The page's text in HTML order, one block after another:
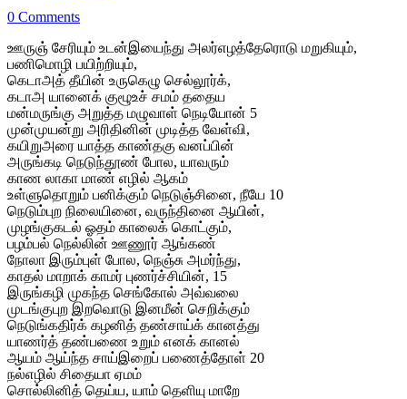
0 Comments
ஊருஞ் சேரியும் உடன்இயைந்து அலர்எழத்தேரொடு மறுகியும்,
பணிமொழி பயிற்றியும்,
கெடாஅத் தீயின் உருகெழு செல்லூர்க்,
கடாஅ யானைக் குழூஉச் சமம் ததைய
மன்மருங்கு அறுத்த மழுவாள் நெடியோன் 5
முன்முயன்று அரிதினின் முடித்த வேள்வி,
கயிறுஅரை யாத்த காண்தகு வனப்பின்
அருங்கடி நெடுந்தூண் போல, யாவரும்
காண லாகா மாண் எழில் ஆகம்
உள்ளுதொறும் பனிக்கும் நெடுஞ்சினை, நீயே 10
நெடும்புற நிலையினை, வருந்தினை ஆயின்,
முழங்குகடல் ஓதம் காலைக் கொட்கும்,
பழம்பல் நெல்லின் ஊணூர் ஆங்கண்
நோலா இரும்புள் போல, நெஞ்சு அமர்ந்து,
காதல் மாறாக் காமர் புணர்ச்சியின், 15
இருங்கழி முகந்த செங்கோல் அவ்வலை
முடங்குபுற இறவொடு இனமீன் செறிக்கும்
நெடுங்கதிர்க் கழனித் தண்சாய்க் கானத்து
யாணர்த் தண்பணை உறும் எனக் கானல்
ஆயம் ஆய்ந்த சாய்இறைப் பணைத்தோள் 20
நல்எழில் சிதையா ஏமம்
சொல்லினித் தெய்ய, யாம் தெளியு மாறே